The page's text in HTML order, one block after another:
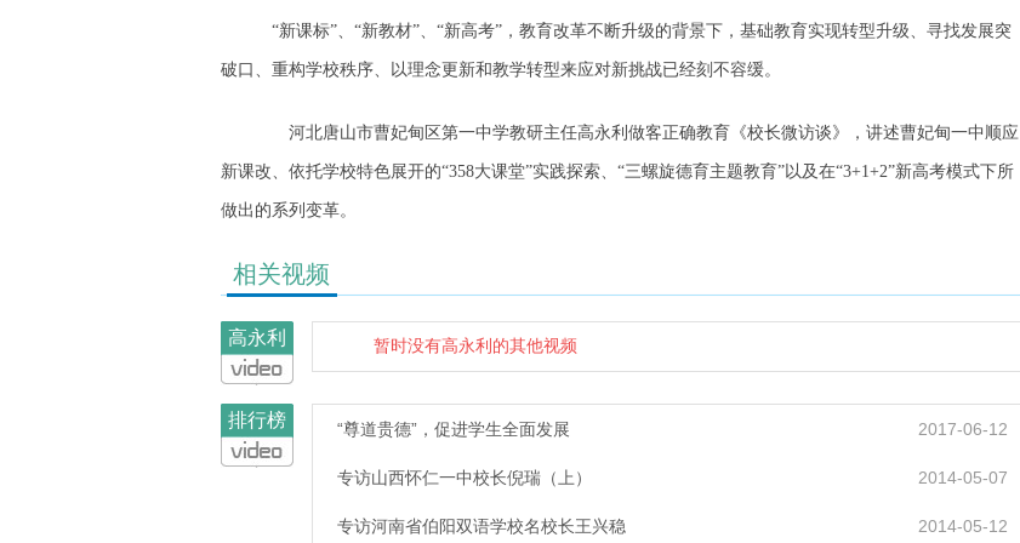
“新课标”、“新教材”、“新高考”，教育改革不断升级的背景下，基础教育实现转型升级、寻找发展突
破口、重构学校秩序、以理念更新和教学转型来应对新挑战已经刻不容缓。
河北唐山市曹妃甸区第一中学教研主任高永利做客正确教育《校长微访谈》，讲述曹妃甸一中顺应
新课改、依托学校特色展开的“358大课堂”实践探索、“三螺旋德育主题教育”以及在“3+1+2”新高考模式下所
做出的系列变革。
相关视频
高永利 暂时没有高永利的其他视频
排行榜 2017-06-12
“尊道贵德”，促进学生全面发展
2014-05-07
专访山西怀仁一中校长倪瑞（上）
2014-05-12
专访河南省伯阳双语学校名校长王兴稳